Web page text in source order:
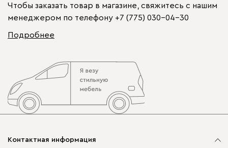
Чтобы заказать товар в магазине, свяжитесь с нашим
менеджером по телефону +7 (775) 030-04-30
Подробнее
Контактная информация